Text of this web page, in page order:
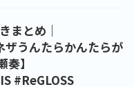
まとめ｜
ザうんたらかんたらが
】
#ReGLOSS